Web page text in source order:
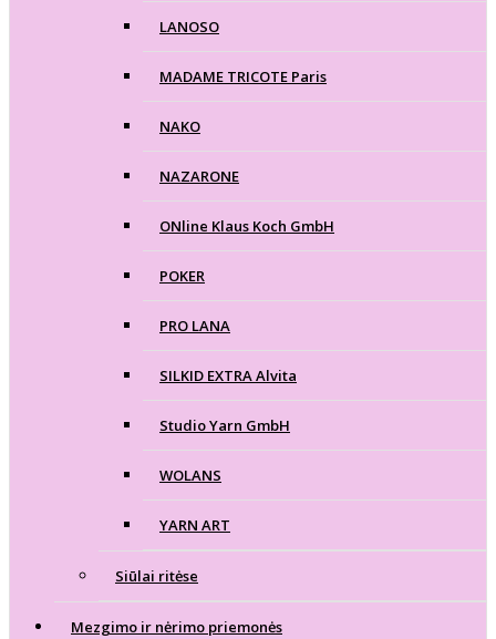
LANOSO
MADAME TRICOTE Paris
NAKO
NAZARONE
ONline Klaus Koch GmbH
POKER
PRO LANA
SILKID EXTRA Alvita
Studio Yarn GmbH
WOLANS
YARN ART
Siūlai ritėse
Mezgimo ir nėrimo priemonės